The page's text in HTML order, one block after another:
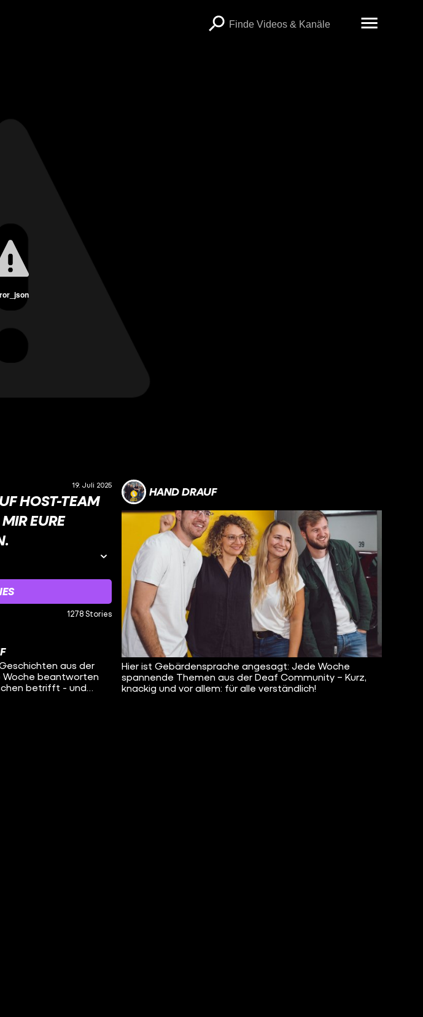
HAND DRAUF
Hier ist Gebärdensprache angesagt: Jede Woche
spannende Themen aus der Deaf Community – Kurz,
knackig und vor allem: für alle verständlich!
19. Juli 2025
HOST-TEAM
EURE
1278 Stories
aus der
Woche beantworten
betrifft - und